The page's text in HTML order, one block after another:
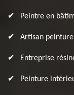
Peintre en
Artisan
Entreprise
Peinture